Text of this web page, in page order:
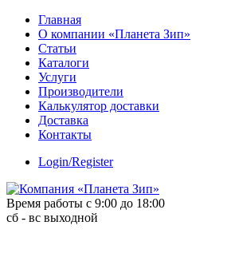
Skip
content
Главная
О компании «Планета Зип»
Статьи
Каталоги
Услуги
Производители
Калькулятор доставки
Доставка
Контакты
Login/Register
Время работы с 9:00 до 18:00
сб - вс выходной